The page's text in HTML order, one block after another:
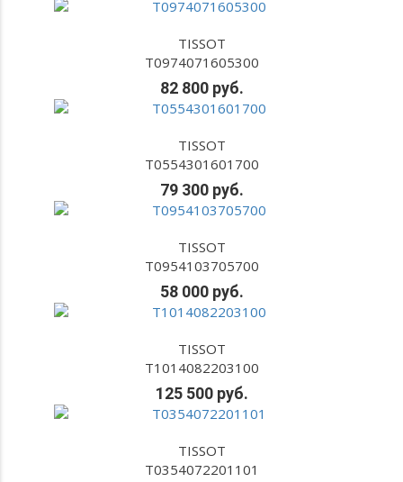
TISSOT
T0974071605300
82 800 руб.
TISSOT
T0554301601700
79 300 руб.
TISSOT
T0954103705700
58 000 руб.
TISSOT
T1014082203100
125 500 руб.
TISSOT
T0354072201101